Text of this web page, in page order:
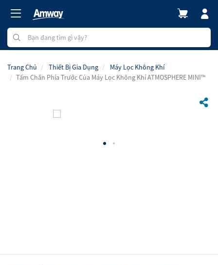
Trang Chủ Thiết Bị Gia Dụng
Máy Lọc Không Khí
Tấm Chắn Phía Trước Của Máy Lọc Không Khí ATMOSPHERE MINI™